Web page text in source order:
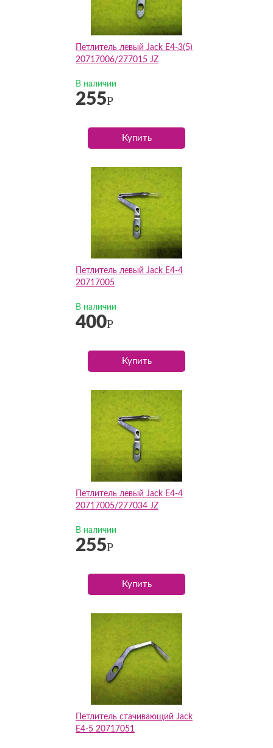
Петлитель левый Jack E4-3(5)
20717006/277015 JZ
В наличии
255Р
Купить
Петлитель левый Jack E4-4
20717005
В наличии
400Р
Купить
Петлитель левый Jack E4-4
20717005/277034 JZ
В наличии
255Р
Купить
Петлитель стачивающий Jack
E4-5 20717051